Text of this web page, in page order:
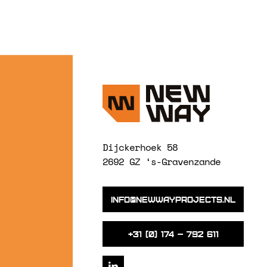
Dijckerhoek 58
2692 GZ ‘s-Gravenzande
info@newwayprojects.nl
+31 (0) 174 – 792 611